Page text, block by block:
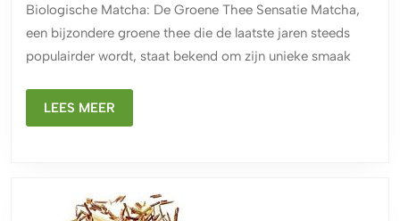
Biologische Matcha: De Groene Thee Sensatie Matcha,
een bijzondere groene thee die de laatste jaren steeds
populairder wordt, staat bekend om zijn unieke smaak
LEES MEER
MEER